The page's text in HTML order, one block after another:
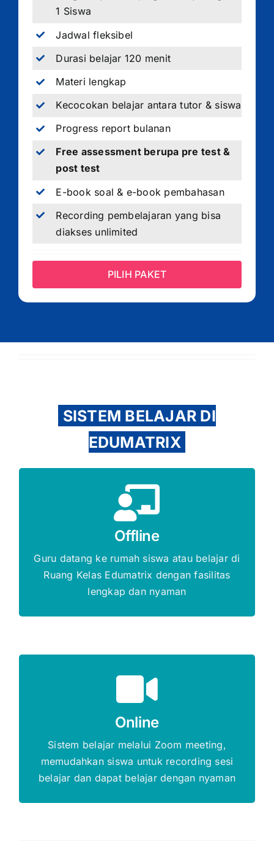
1 Siswa
Jadwal fleksibel
Durasi belajar 120 menit
Materi lengkap
Kecocokan belajar antara tutor & siswa
Progress report bulanan
Free assessment berupa pre test &
post test
E-book soal & e-book pembahasan
Recording pembelajaran yang bisa
diakses unlimited
PILIH PAKET
SISTEM BELAJAR DI
EDUMATRIX
Offline
Guru datang ke rumah siswa atau belajar di
Ruang Kelas Edumatrix dengan fasilitas
lengkap dan nyaman
Gratis Biaya Pendaftaran
DAFTAR SEKARANG
Online
Sistem belajar melalui Zoom meeting,
memudahkan siswa untuk recording sesi
belajar dan dapat belajar dengan nyaman
DAFTAR SEKARANG